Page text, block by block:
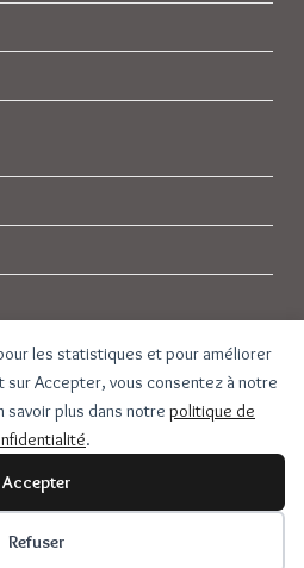
les statistiques et pour améliorer
sur Accepter, vous consentez à notre
savoir plus dans notre politique de
.
Accepter
Refuser